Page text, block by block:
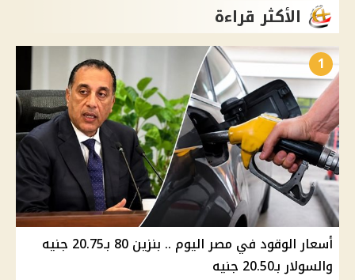
الأكثر قراءة
1
أسعار الوقود في مصر اليوم .. بنزين 80 بـ20.75 جنيه
والسولار بـ20.50 جنيه